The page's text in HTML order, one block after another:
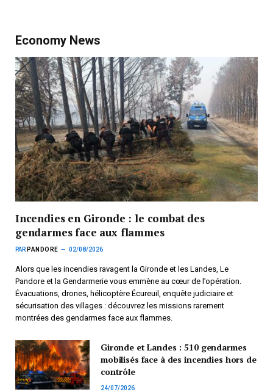
Economy News
Incendies en Gironde : le combat des
gendarmes face aux flammes
PAR PANDORE 02/08/2026
Alors que les incendies ravagent la Gironde et les Landes, Le
Pandore et la Gendarmerie vous emmène au cœur de l’opération.
Évacuations, drones, hélicoptère Écureuil, enquête judiciaire et
sécurisation des villages : découvrez les missions rarement
montrées des gendarmes face aux flammes.
Gironde et Landes : 510 gendarmes
mobilisés face à des incendies hors de
contrôle
24/07/2026